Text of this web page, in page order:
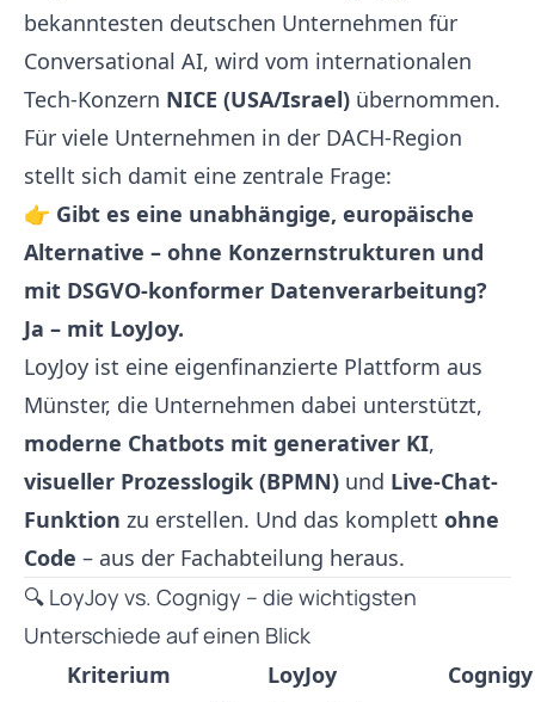
bekanntesten deutschen Unternehmen für
Conversational AI, wird vom internationalen
Tech-Konzern NICE (USA/Israel) übernommen.
Für viele Unternehmen in der DACH-Region
stellt sich damit eine zentrale Frage:
👉 Gibt es eine unabhängige, europäische
Alternative – ohne Konzernstrukturen und
mit DSGVO-konformer Datenverarbeitung?
Ja – mit LoyJoy.
LoyJoy ist eine eigenfinanzierte Plattform aus
Münster, die Unternehmen dabei unterstützt,
moderne Chatbots mit generativer KI,
visueller Prozesslogik (BPMN) und Live-Chat-
Funktion zu erstellen. Und das komplett ohne
Code – aus der Fachabteilung heraus.
🔍 LoyJoy vs. Cognigy – die wichtigsten
Unterschiede auf einen Blick
Kriterium
LoyJoy Cognigy